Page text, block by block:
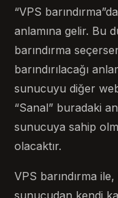
“VPS
anlamına gelir. Bu
barındırma
barındırılacağı
sunucuyu diğer
“Sanal” buradaki
sunucuya sahip
olacaktır.
VPS barındırma